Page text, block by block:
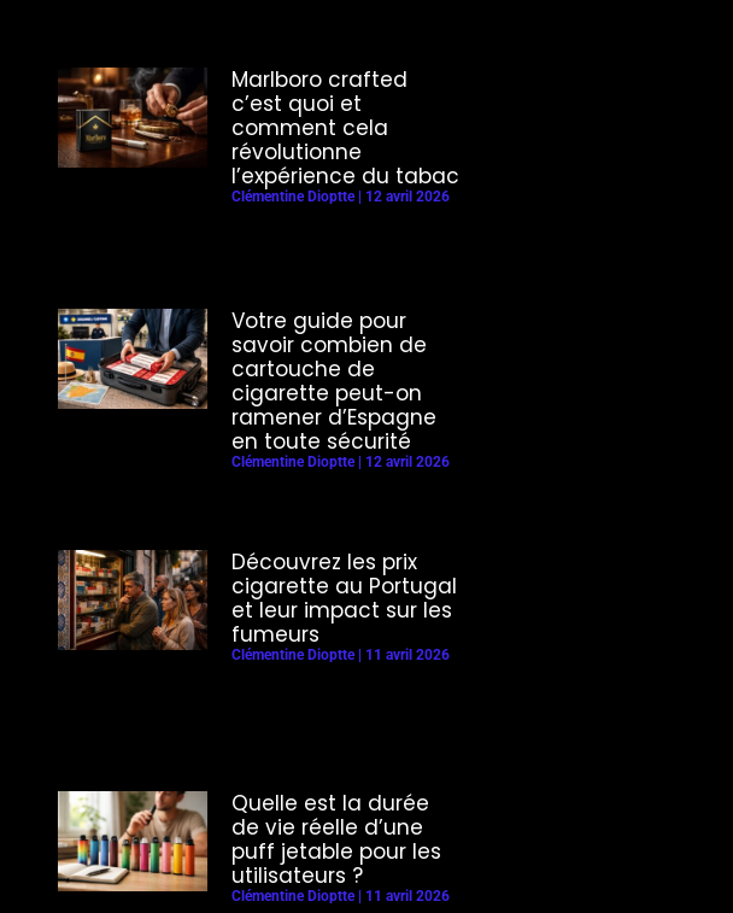
Marlboro crafted
c’est quoi et
comment cela
révolutionne
l’expérience du tabac
Clémentine Dioptte 12 avril 2026
Votre guide pour
savoir combien de
cartouche de
cigarette peut-on
ramener d’Espagne
en toute sécurité
Clémentine Dioptte 12 avril 2026
Découvrez les prix
cigarette au Portugal
et leur impact sur les
fumeurs
Clémentine Dioptte 11 avril 2026
Quelle est la durée
de vie réelle d’une
puff jetable pour les
utilisateurs ?
Clémentine Dioptte 11 avril 2026